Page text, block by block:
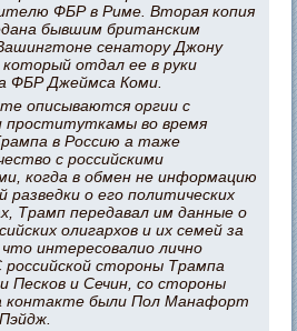
ФБР в Риме. Вторая копия
бывшим британским
сенатору Джону
который отдал ее в руки
ФБР Джеймса Коми.
описываются оргии с
проституткамы во время
в Россию а таже
с российскими
когда в обмен не информацию
разведки о его политических
Трамп передавал им данные о
олигархов и их семей за
что интересовалио лично
стороны Трампа
Песков и Сечин, со стороны
контакте были Пол Манафорт